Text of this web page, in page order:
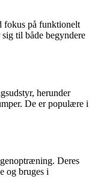
fokus på funktionelt
til både begyndere
herunder
De er populære i
Deres
og bruges i